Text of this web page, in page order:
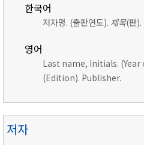
한국어
저자명. (출판연도). 제목(판).
영어
Last name, Initials.
(Edition). Publisher.
저자